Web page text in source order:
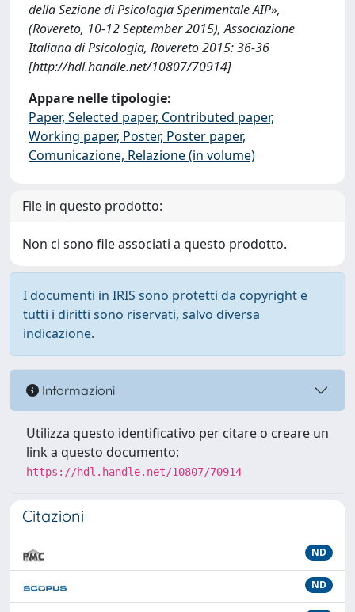
della Sezione di Psicologia Sperimentale AIP»,
(Rovereto, 10-12 September 2015), Associazione
Italiana di Psicologia, Rovereto 2015: 36-36
[http://hdl.handle.net/10807/70914]
Appare nelle tipologie:
Paper, Selected paper, Contributed paper,
Working paper, Poster, Poster paper,
Comunicazione, Relazione (in volume)
File in questo prodotto:
Non ci sono file associati a questo prodotto.
I documenti in IRIS sono protetti da copyright e
tutti i diritti sono riservati, salvo diversa
indicazione.
Informazioni
Utilizza questo identificativo per citare o creare un
link a questo documento:
https://hdl.handle.net/10807/70914
Citazioni
ND
ND